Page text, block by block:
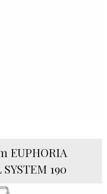
EUPHORIA
190